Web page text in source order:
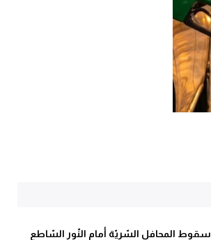
سقوط المحافل السّريّة أمام النّور السّاطع